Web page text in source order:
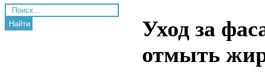
Найти
Уход за
отмыть